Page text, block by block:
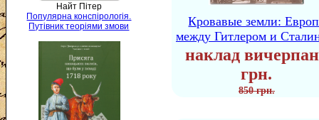
Найт Пітер
Популярна конспірологія.
Путівник теоріями змови
Кровавые земли:
между Гитлером и
наклад
грн.
850 грн.